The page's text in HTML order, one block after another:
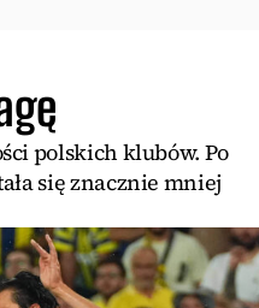
polskich klubów. Po
się znacznie mniej